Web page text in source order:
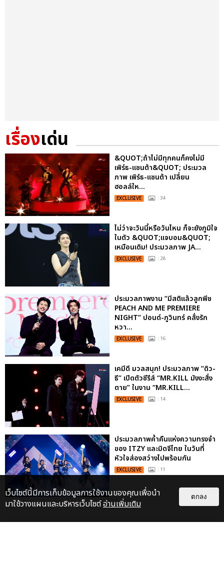
เรื่องเด่น
&QUOT;ถ้าไม่มีทุกคนก็คงไม่มี
เพิร์ธ-แซนต้า&QUOT; ประมวล
ภาพ เพิร์ธ-แซนต้า เปลี่ยน
ฮอลล์ให...
EXCLUSIVE : 34
ไม่ว่าจะวันนี้หรือวันไหน ก็จะยังภูมิใจ
ในตัว &QUOT;แจบอม&QUOT;
เหมือนเดิม! ประมวลภาพ JA...
EXCLUSIVE : 28
ประมวลภาพงาน “มีสติแล้วลูกพีช
PEACH AND ME PREMIERE
NIGHT” ปอนด์-ภูวินทร์ คลั่งรัก
หวา...
EXCLUSIVE : 16
เคมีดี มวลสนุก! ประมวลภาพ “ดิว-
ธี” เปิดตัวซีรีส์ “MR.KILL มังงะสั่ง
ตาย” ในงาน “MR.KILL...
EXCLUSIVE : 14
ประมวลภาพค่ำคืนแห่งความทรงจำ
ของ ITZY และมิดจีไทย ในวันที่
หัวใจส่องสว่างไปพร้อมกัน
EXCLUSIVE : 11
เว็บไซต์นี้มีการเก็บข้อมูลการใช้งานของคุณเพื่อนำ
มาใช้วางแผนและบริหารเว็บไซต์อ่านเพิ่มเติม
ตกลง